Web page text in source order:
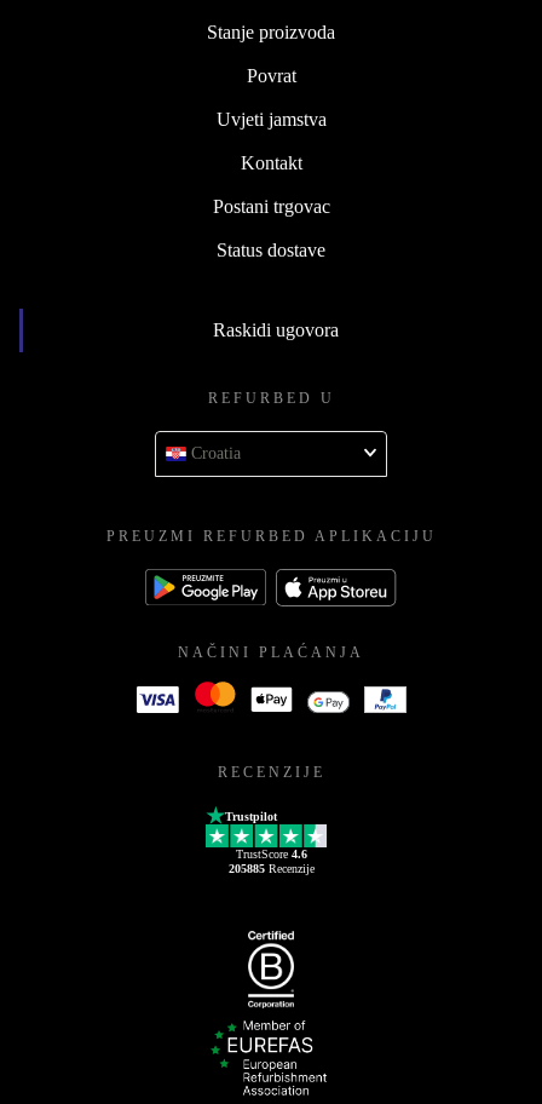
Stanje proizvoda
Povrat
Uvjeti jamstva
Kontakt
Postani trgovac
Status dostave
Raskidi ugovora
REFURBED U
Croatia
PREUZMI REFURBED APLIKACIJU
NAČINI PLAĆANJA
RECENZIJE
Trustpilot
TrustScore 4.6
205885Recenzije